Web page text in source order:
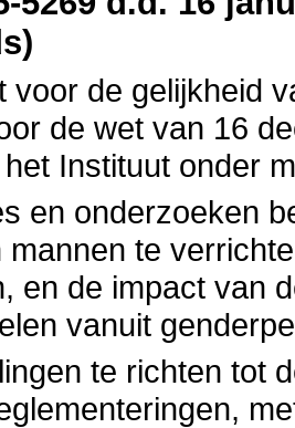
voor de gelijkheid
de wet van 16
Instituut onder
en onderzoeken
mannen te
en de impact van
vanuit
te richten tot